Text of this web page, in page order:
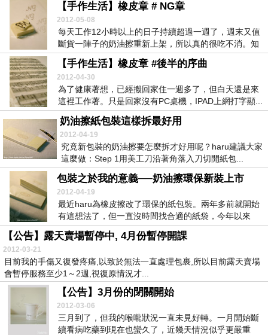
【手作生活】橡皮章 # NG章
2012-05-08
每天工作12小時以上的日子持續超過一週了，週末又值
斷貨一陣子的奶油擦重新上架，所以真的很吃不消。知
道...
【手作生活】橡皮章 #後半的序曲
2012-04-30
為了健康著想，已經搬回家住一週多了，但白天還是來
這裡工作著。只是回家沒有PC桌機，IPAD上網打字顯...
奶油擦紙包裝這樣拆最好用
2012-04-19
究竟新包裝的奶油擦要怎麼拆才好用呢？haru建議大家
這麼做：Step 1用美工刀沿著角落入刀切開紙包...
包裝之於我的意義──奶油擦環保新裝上市
2012-04-19
最近haru為橡皮擦改了環保的紙包裝。兩年多前就開始
有這想法了，但一直沒時間找合適的紙袋，今年以來
健...
【公告】露天賣場暫停中, 4月份暫停開課
2012-03-21
目前我的手傷又復發疼痛,以致於無法一直處理包裹,所以目前露天賣場
會暫停服務至少1～2週,視復原情況才...
【公告】3月份的閉關開始
2012-03-06
三月到了，但我的喉嚨狀況一直未見好轉。一月開始斷
續看病吃藥到現在也蠻久了，近幾天情況似乎更嚴重